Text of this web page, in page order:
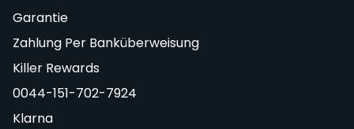
Garantie
Zahlung Per Banküberweisung
Killer Rewards
0044-151-702-7924
Klarna